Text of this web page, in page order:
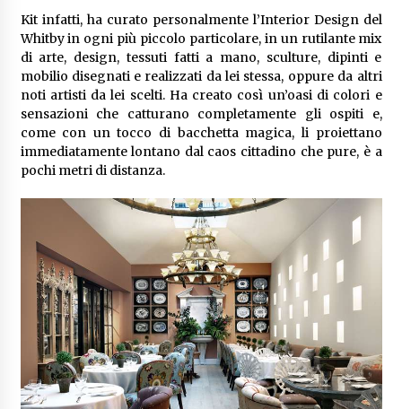
Kit infatti, ha curato personalmente l’Interior Design del
Whitby in ogni più piccolo particolare, in un rutilante mix
di arte, design, tessuti fatti a mano, sculture, dipinti e
mobilio disegnati e realizzati da lei stessa, oppure da altri
noti artisti da lei scelti. Ha creato così un’oasi di colori e
sensazioni che catturano completamente gli ospiti e,
come con un tocco di bacchetta magica, li proiettano
immediatamente lontano dal caos cittadino che pure, è a
pochi metri di distanza.